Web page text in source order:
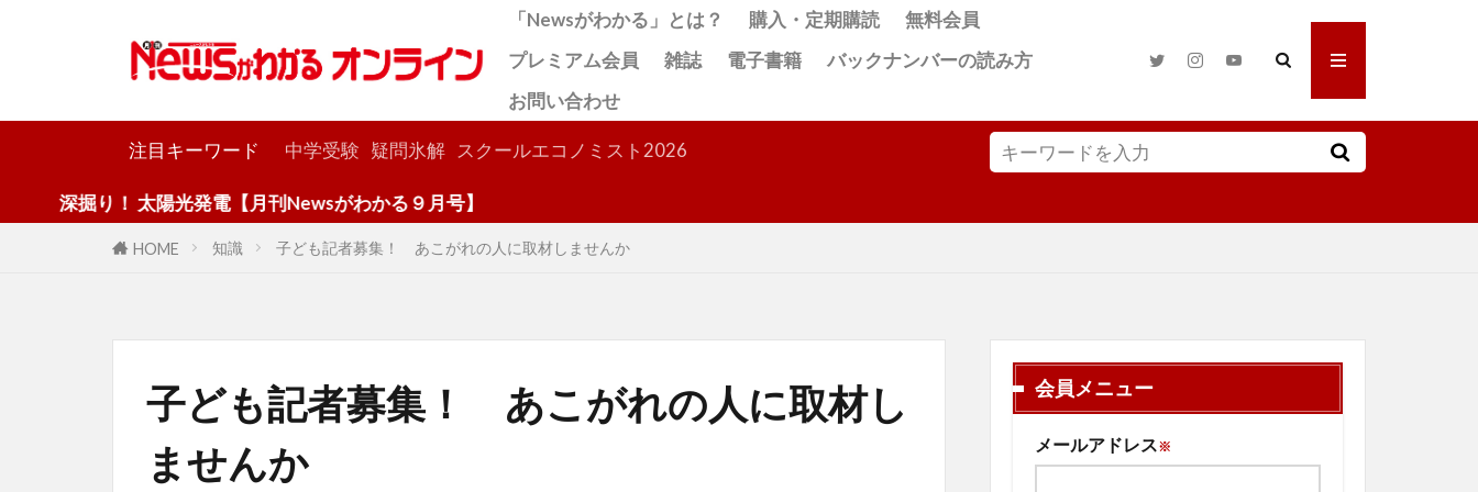
「Newsがわかる」とは？ 購入・定期購読
無料会員
プレミアム会員
雑誌 電子書籍
バックナンバーの読み方
お問い合わせ
注目キーワード 中学受験 疑問氷解 スクールエコノミスト2026
！ 太陽光発電【月刊Newsがわかる９月号】
HOME 知識 子ども記者募集！ あこがれの人に取材しませんか
子ども記者募集！ あこがれの人に取材し
ませんか
会員メニュー
メールアドレス※
検索